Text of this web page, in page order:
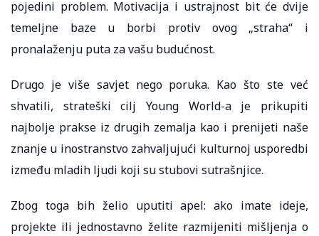
pojedini problem. Motivacija i ustrajnost bit će dvije
temeljne baze u borbi protiv ovog „straha“ i
pronalaženju puta za vašu budućnost.
Drugo je više savjet nego poruka. Kao što ste već
shvatili, strateški cilj Young World-a je prikupiti
najbolje prakse iz drugih zemalja kao i prenijeti naše
znanje u inostranstvo zahvaljujući kulturnoj usporedbi
između mladih ljudi koji su stubovi sutrašnjice.
Zbog toga bih želio uputiti apel: ako imate ideje,
projekte ili jednostavno želite razmijeniti mišljenja o